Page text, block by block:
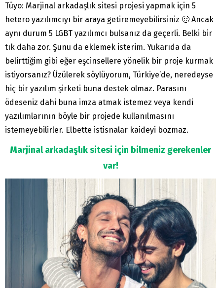
Tüyo: Marjinal arkadaşlık sitesi projesi yapmak için 5
hetero yazılımcıyı bir araya getiremeyebilirsiniz 🙂 Ancak
aynı durum 5 LGBT yazılımcı bulsanız da geçerli. Belki bir
tık daha zor. Şunu da eklemek isterim. Yukarıda da
belirttiğim gibi eğer eşcinsellere yönelik bir proje kurmak
istiyorsanız? Üzülerek söylüyorum, Türkiye’de, neredeyse
hiç bir yazılım şirketi buna destek olmaz. Parasını
ödeseniz dahi buna imza atmak istemez veya kendi
yazılımlarının böyle bir projede kullanılmasını
istemeyebilirler. Elbette istisnalar kaideyi bozmaz.
Marjinal arkadaşlık sitesi için bilmeniz gerekenler
var!